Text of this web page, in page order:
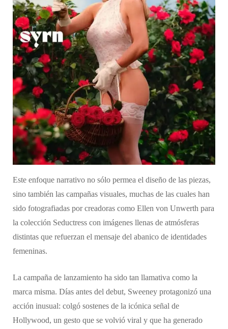
Este enfoque narrativo no sólo permea el diseño de las piezas,
sino también las campañas visuales, muchas de las cuales han
sido fotografiadas por creadoras como Ellen von Unwerth para
la colección Seductress con imágenes llenas de atmósferas
distintas que refuerzan el mensaje del abanico de identidades
femeninas.
La campaña de lanzamiento ha sido tan llamativa como la
marca misma. Días antes del debut, Sweeney protagonizó una
acción inusual: colgó sostenes de la icónica señal de
Hollywood, un gesto que se volvió viral y que ha generado